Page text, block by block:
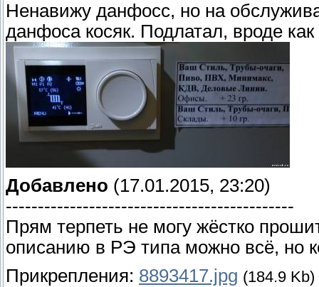
Ненавижу данфосс, но на
данфоса косяк. Подлатал, вроде как
Добавлено (17.01.2015, 23:20)
---------------------------------------------
Прям терпеть не могу жёстко
описанию в РЭ типа можно всё, но
Прикрепления: 8893417.jpg (184.9 Kb)